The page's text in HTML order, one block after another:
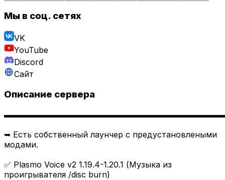
Мы в соц. сетях
VK
YouTube
Discord
Сайт
Описание сервера
➥ Есть собственный лаунчер с предустановлеными
модами.
✅ Plasmo Voice v2 1.19.4-1.20.1 (Музыка из
проигрывателя /disc burn)